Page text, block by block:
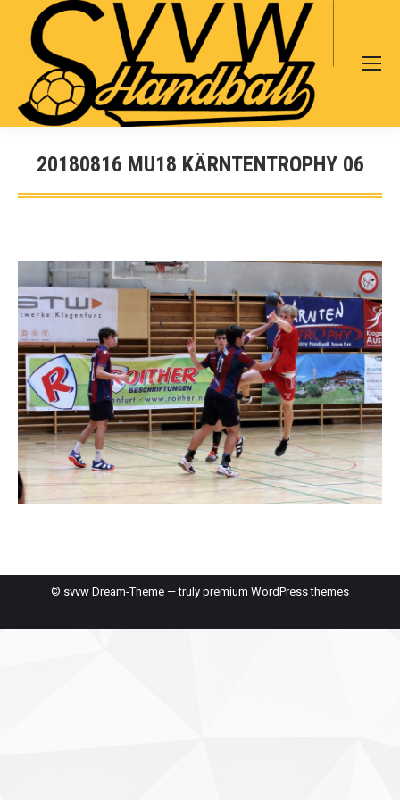
Search:
20180816 MU18 KÄRNTENTROPHY 06
Sie befinden sich hier:
© svvw Dream-Theme — truly premium WordPress themes